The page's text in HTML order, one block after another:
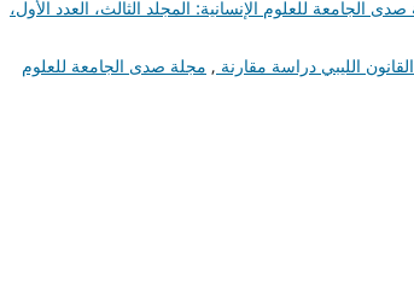
الجامعة للعلوم الإنسانية: المجلد الثالث، العدد الأول،
الليبي دراسة مقارنة , مجلة صدى الجامعة للعلوم